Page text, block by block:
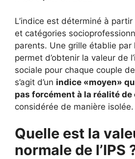
L’indice est déterminé à
et catégories
parents. Une grille établie par
permet d’obtenir la valeur de
sociale pour chaque couple
s’agit d’un indice «moyen»
pas forcément à la réalité
considérée de manière isolée.
Quelle est la
normale de l’IPS